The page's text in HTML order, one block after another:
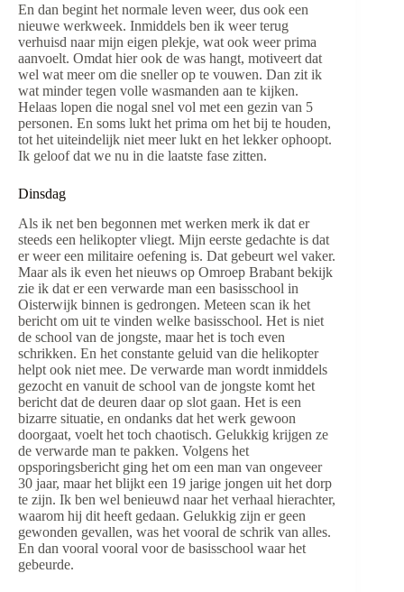
En dan begint het normale leven weer, dus ook een
nieuwe werkweek. Inmiddels ben ik weer terug
verhuisd naar mijn eigen plekje, wat ook weer prima
aanvoelt. Omdat hier ook de was hangt, motiveert dat
wel wat meer om die sneller op te vouwen. Dan zit ik
wat minder tegen volle wasmanden aan te kijken.
Helaas lopen die nogal snel vol met een gezin van 5
personen. En soms lukt het prima om het bij te houden,
tot het uiteindelijk niet meer lukt en het lekker ophoopt.
Ik geloof dat we nu in die laatste fase zitten.
Dinsdag
Als ik net ben begonnen met werken merk ik dat er
steeds een helikopter vliegt. Mijn eerste gedachte is dat
er weer een militaire oefening is. Dat gebeurt wel vaker.
Maar als ik even het nieuws op Omroep Brabant bekijk
zie ik dat er een verwarde man een basisschool in
Oisterwijk binnen is gedrongen. Meteen scan ik het
bericht om uit te vinden welke basisschool. Het is niet
de school van de jongste, maar het is toch even
schrikken. En het constante geluid van die helikopter
helpt ook niet mee. De verwarde man wordt inmiddels
gezocht en vanuit de school van de jongste komt het
bericht dat de deuren daar op slot gaan. Het is een
bizarre situatie, en ondanks dat het werk gewoon
doorgaat, voelt het toch chaotisch. Gelukkig krijgen ze
de verwarde man te pakken. Volgens het
opsporingsbericht ging het om een man van ongeveer
30 jaar, maar het blijkt een 19 jarige jongen uit het dorp
te zijn. Ik ben wel benieuwd naar het verhaal hierachter,
waarom hij dit heeft gedaan. Gelukkig zijn er geen
gewonden gevallen, was het vooral de schrik van alles.
En dan vooral vooral voor de basisschool waar het
gebeurde.